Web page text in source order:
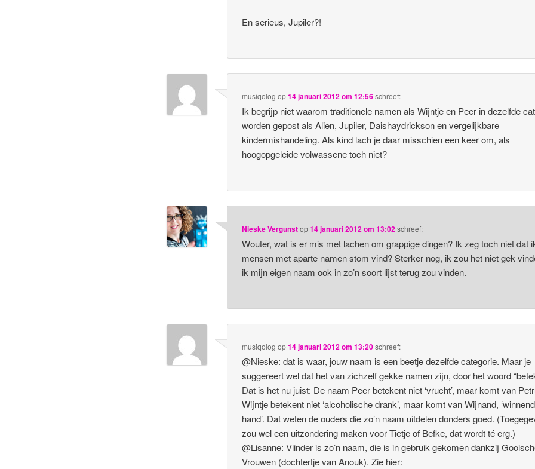
En serieus, Jupiler?!
musiqolog op14 januari 2012 om 12:56schreef:
Ik begrijp niet waarom traditionele namen als Wijntje en Peer in dezelfde
worden gepost als Alien, Jupiler, Daishaydrickson en vergelijkbare
kindermishandeling. Als kind lach je daar misschien een keer om, als
hoogopgeleide volwassene toch niet?
Nieske Vergunstop14 januari 2012 om 13:02schreef:
Wouter, wat is er mis met lachen om grappige dingen? Ik zeg toch niet dat
mensen met aparte namen stom vind? Sterker nog, ik zou het niet gek
ik mijn eigen naam ook in zo’n soort lijst terug zou vinden.
musiqolog op14 januari 2012 om 13:20schreef:
@Nieske: dat is waar, jouw naam is een beetje dezelfde categorie. Maar je
suggereert wel dat het van zichzelf gekke namen zijn, door het woord
Dat is het nu juist: De naam Peer betekent niet ‘vrucht’, maar komt van
Wijntje betekent niet ‘alcoholische drank’, maar komt van Wijnand,
hand’. Dat weten de ouders die zo’n naam uitdelen donders goed.
zou wel een uitzondering maken voor Tietje of Befke, dat wordt té erg.)
@Lisanne: Vlinder is zo’n naam, die is in gebruik gekomen dankzij
Vrouwen (dochtertje van Anouk). Zie hier: